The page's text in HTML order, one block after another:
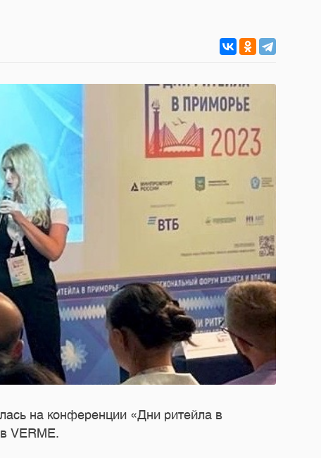
на конференции «Дни ритейла в
VERME.